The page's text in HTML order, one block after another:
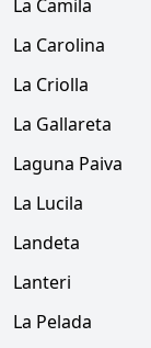
La Camila
La Carolina
La Criolla
La Gallareta
Laguna Paiva
La Lucila
Landeta
Lanteri
La Pelada